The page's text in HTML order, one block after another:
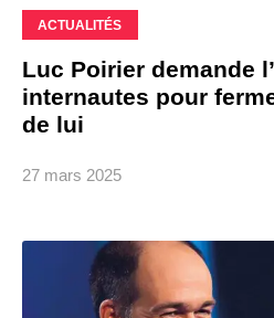
ACTUALITÉS
Luc Poirier demande
internautes pour
de lui
27 mars 2025